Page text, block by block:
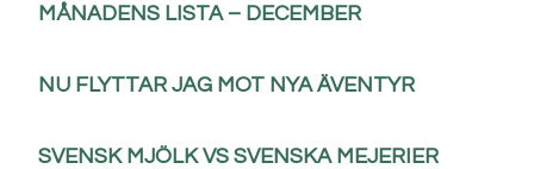
MÅNADENS LISTA – DECEMBER
NU FLYTTAR JAG MOT NYA ÄVENTYR
SVENSK MJÖLK VS SVENSKA MEJERIER